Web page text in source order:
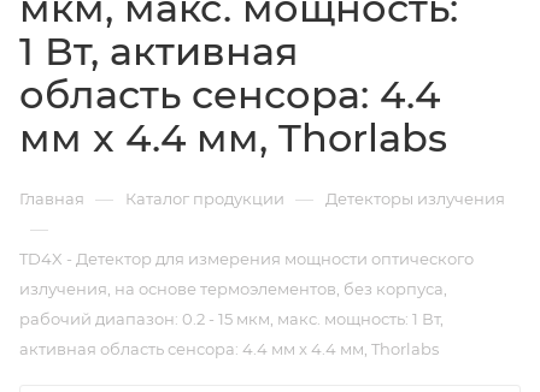
1 Вт, активная
область сенсора: 4.4
мм x 4.4 мм, Thorlabs
Главная — Каталог продукции — Детекторы излучения
—
TD4X - Детектор для измерения мощности оптического
излучения, на основе термоэлементов, без корпуса,
рабочий диапазон: 0.2 - 15 мкм, макс. мощность: 1 Вт,
активная область сенсора: 4.4 мм x 4.4 мм, Thorlabs